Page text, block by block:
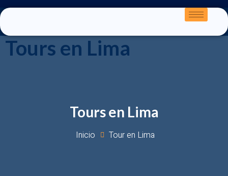
Tours en Lima
Tours en Lima
Inicio Tour en Lima